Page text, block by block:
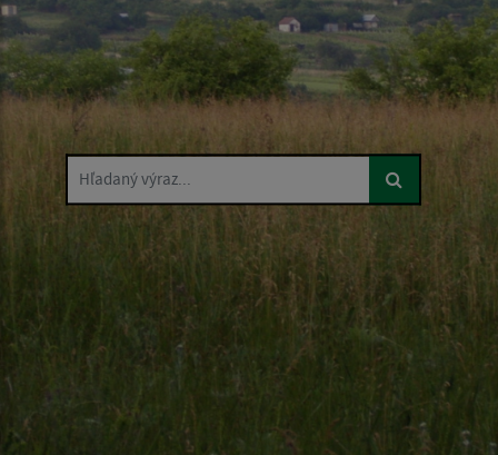
Hľadaný výraz...